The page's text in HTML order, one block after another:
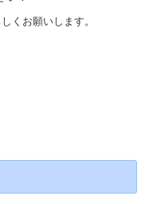
くお願いします。